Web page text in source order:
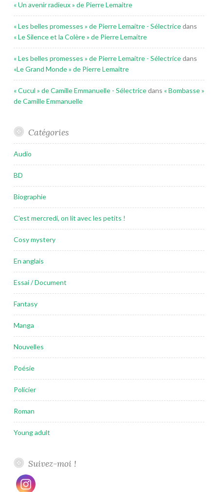
« Un avenir radieux » de Pierre Lemaitre
« Les belles promesses » de Pierre Lemaitre - Sélectricedans
« Le Silence et la Colère » de Pierre Lemaitre
« Les belles promesses » de Pierre Lemaitre - Sélectricedans
«Le Grand Monde » de Pierre Lemaitre
« Cucul » de Camille Emmanuelle - Sélectricedans « Bombasse »
de Camille Emmanuelle
Catégories
Audio
BD
Biographie
C'est mercredi, on lit avec les petits !
Cosy mystery
En anglais
Essai / Document
Fantasy
Manga
Nouvelles
Poésie
Policier
Roman
Young adult
Suivez-moi !